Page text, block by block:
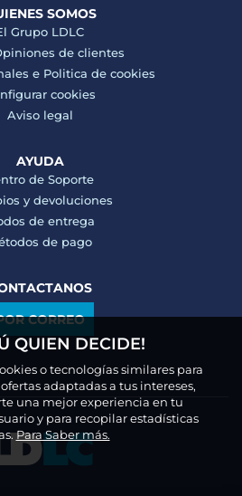
SOMOS
Grupo LDLC
de clientes
e Politica de cookies
cookies
Aviso legal
AYUDA
de Soporte
y devoluciones
de entrega
de pago
CORREO
QUIEN DECIDE!
o tecnologías similares para
adaptadas a tus intereses,
una mejor experiencia en tu
y para recopilar estadísticas
Para Saber más.